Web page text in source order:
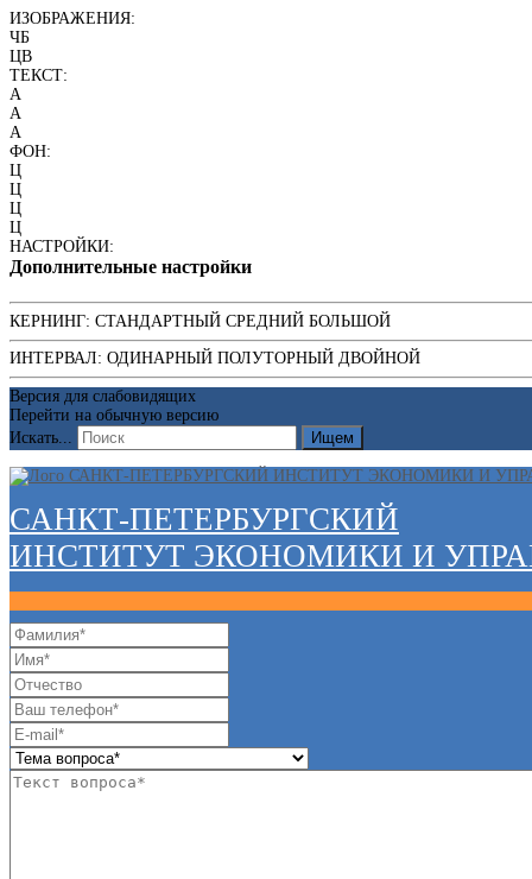
ИЗОБРАЖЕНИЯ:
ЧБ
ЦВ
ТЕКСТ:
A
A
A
ФОН:
Ц
Ц
Ц
Ц
НАСТРОЙКИ:
Дополнительные настройки
КЕРНИНГ: СТАНДАРТНЫЙ СРЕДНИЙ БОЛЬШОЙ
ИНТЕРВАЛ: ОДИНАРНЫЙ ПОЛУТОРНЫЙ ДВОЙНОЙ
Версия для слабовидящих
Перейти на обычную версию
Искать...
Ищем
САНКТ-ПЕТЕРБУРГСКИЙ
ИНСТИТУТ ЭКОНОМИКИ И